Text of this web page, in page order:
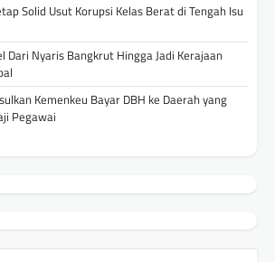
Solid Usut Korupsi Kelas Berat di Tengah Isu
Dari Nyaris Bangkrut Hingga Jadi Kerajaan
Kemenkeu Bayar DBH ke Daerah yang
Pegawai